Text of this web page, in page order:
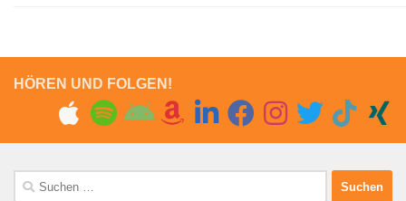
HÖREN UND FOLGEN!
Suchen